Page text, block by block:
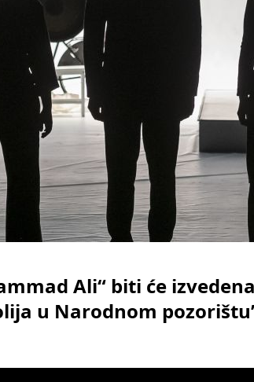
Ali“ biti će
u Narodnom